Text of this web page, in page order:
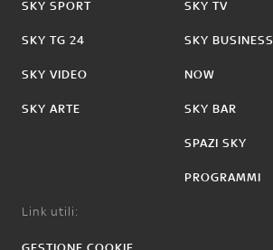
SKY SPORT
SKY TG 24
SKY VIDEO
SKY ARTE
SKY TV
SKY BUSINESS
NOW
SKY BAR
SPAZI SKY
PROGRAMMI
Link utili: